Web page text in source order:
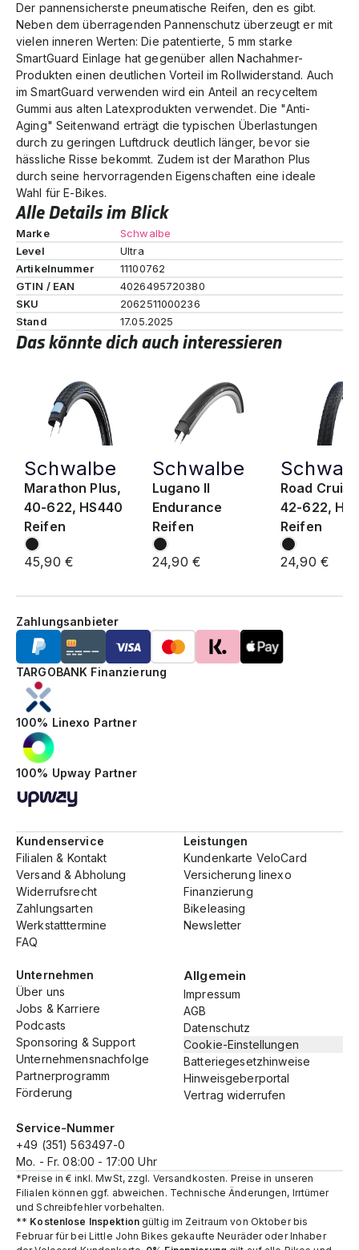
Der pannensicherste pneumatische Reifen, den es gibt.
Neben dem überragenden Pannenschutz überzeugt er mit
vielen inneren Werten: Die patentierte, 5 mm starke
SmartGuard Einlage hat gegenüber allen Nachahmer-
Produkten einen deutlichen Vorteil im Rollwiderstand. Auch
im SmartGuard verwenden wird ein Anteil an recyceltem
Gummi aus alten Latexprodukten verwendet. Die "Anti-
Aging" Seitenwand erträgt die typischen Überlastungen
durch zu geringen Luftdruck deutlich länger, bevor sie
hässliche Risse bekommt. Zudem ist der Marathon Plus
durch seine hervorragenden Eigenschaften eine ideale
Wahl für E-Bikes.
Alle Details im Blick
Marke
Schwalbe
Level
Ultra
Artikelnummer
11100762
GTIN / EAN
4026495720380
SKU
2062511000236
Stand
17.05.2025
Das könnte dich auch interessieren
Schwalbe
Marathon Plus,
40-622, HS440
Reifen
45,90 €
Schwalbe
Lugano II
Endurance
Reifen
24,90 €
Road
42-622,
Reifen
24,90 €
100% Upway Partner
100% Linexo Partner
TARGOBANK Finanzierung
Zahlungsanbieter
Service-Nummer
+49 (351) 563497-0
Mo. - Fr. 08:00 - 17:00 Uhr
Kundenservice
Filialen & Kontakt
Versand & Abholung
Widerrufsrecht
Zahlungsarten
Werkstatttermine
FAQ
Leistungen
Kundenkarte VeloCard
Versicherung linexo
Finanzierung
Bikeleasing
Newsletter
Unternehmen
Über uns
Jobs & Karriere
Podcasts
Sponsoring & Support
Unternehmensnachfolge
Partnerprogramm
Förderung
Allgemein
Impressum
AGB
Datenschutz
Cookie-Einstellungen
Batteriegesetzhinweise
Hinweisgeberportal
Vertrag widerrufen
*Preise in € inkl. MwSt, zzgl. Versandkosten. Preise in unseren
Filialen können ggf. abweichen. Technische Änderungen, Irrtümer
und Schreibfehler vorbehalten.
** Kostenlose Inspektiongültig im Zeitraum von Oktober bis
Februar für bei Little John Bikes gekaufte Neuräder oder Inhaber